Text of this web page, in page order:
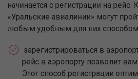
начинается с регистрации на
«Уральские авиалинии» могут
любым удобным для них
зарегистрироваться в
рейс в аэропорту позволит
Этот способ регистрации